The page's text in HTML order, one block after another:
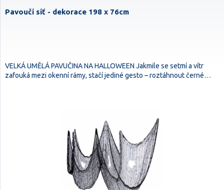
Pavoučí síť - dekorace 198 x 76cm
VELKÁ UMĚLÁ PAVUČINA NA HALLOWEEN Jakmile se setmí a vítr
zafouká mezi okenní rámy, stačí jediné gesto – roztáhnout černé…